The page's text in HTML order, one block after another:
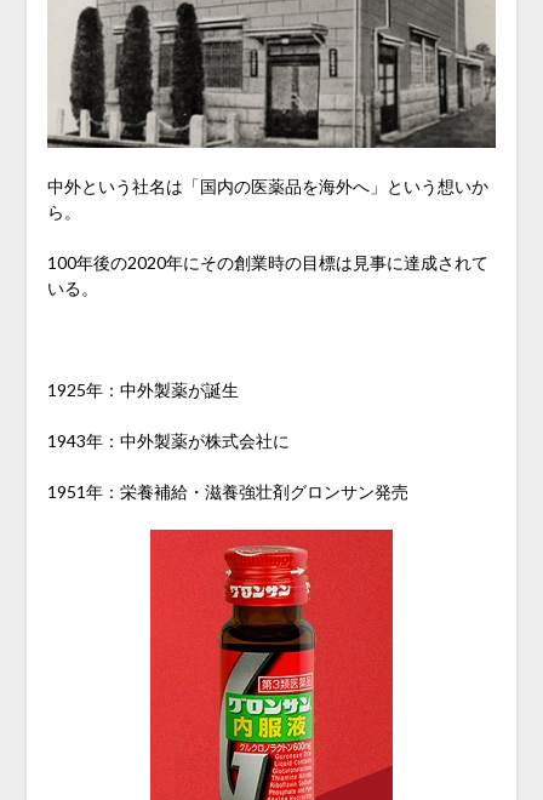
中外という社名は「国内の医薬品を海外へ」という想いか
ら。
100年後の2020年にその創業時の目標は見事に達成されて
いる。
1925年：中外製薬が誕生
1943年：中外製薬が株式会社に
1951年：栄養補給・滋養強壮剤グロンサン発売